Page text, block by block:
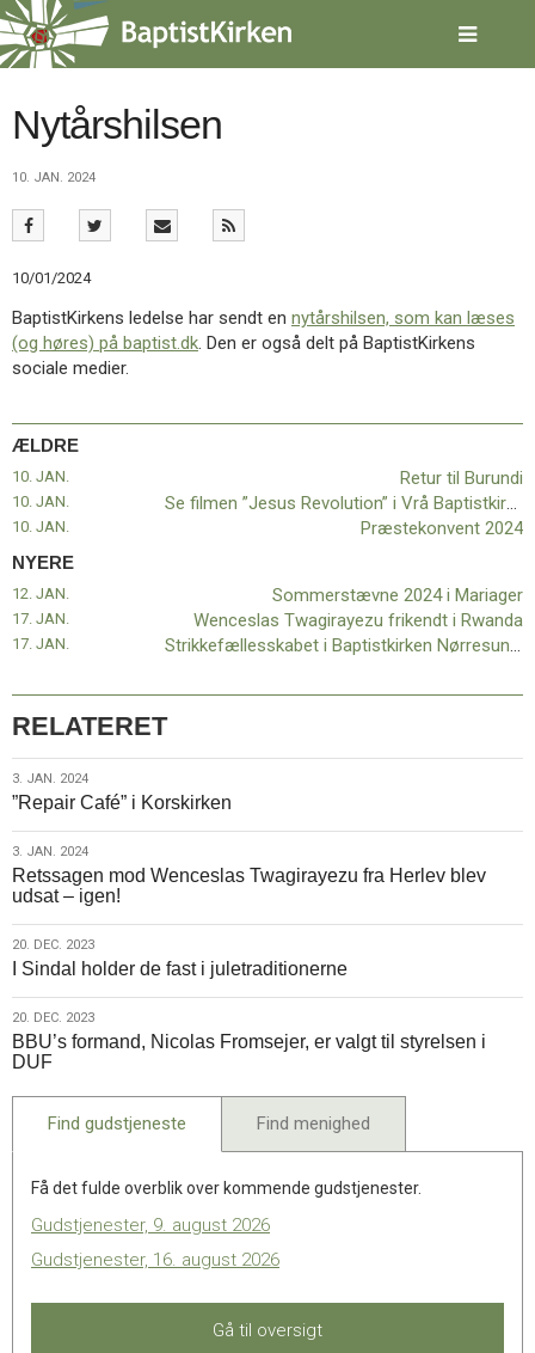
Spring
menu
over
gå
tilbage
forsiden
2.0:
Nyheder
3.0:
Kalender
4.0:
Inspiration
5.0:
Værktøjskassen
BaptistKirken
9.0:
Forside
10.0:
Nyheder
12.0:
Inspiration
13.0:
Værktøjskassen
14.0:
Mission
15.0:
Om
16.0:
Kontakt
Næste
indlæg:
Sommerstævne
2024
MariagerForrige
indlæg:
Burundi
Nytårshilsen
10. JAN. 2024
10/01/2024
BaptistKirkens ledelse har sendt en nytårshilsen, som kan læses
(og høres) på baptist.dk. Den er også delt på BaptistKirkens
sociale medier.
ÆLDRE
10. JAN. Retur til Burundi
10. JAN. Se filmen ”Jesus Revolution” i Vrå Baptistkirke
10. JAN. Præstekonvent 2024
NYERE
Sommerstævne 2024 i Mariager
12. JAN.
Wenceslas Twagirayezu frikendt i Rwanda
17. JAN.
Strikkefællesskabet i Baptistkirken Nørresundby|Vodskov
17. JAN.
RELATERET
3.
jan.
2024
3. JAN. 2024
”Repair Café” i Korskirken
3.
jan.
2024
3. JAN. 2024
Retssagen mod Wenceslas Twagirayezu fra Herlev blev
udsat – igen!
20.
dec.
2023
20. DEC. 2023
I Sindal holder de fast i juletraditionerne
20.
dec.
2023
20. DEC. 2023
BBU’s formand, Nicolas Fromsejer, er valgt til styrelsen i
DUF
Find gudstjeneste Find menighed
Få det fulde overblik over kommende gudstjenester.
Gudstjenester, 9. august 2026
Gudstjenester, 16. august 2026
Gå til oversigt